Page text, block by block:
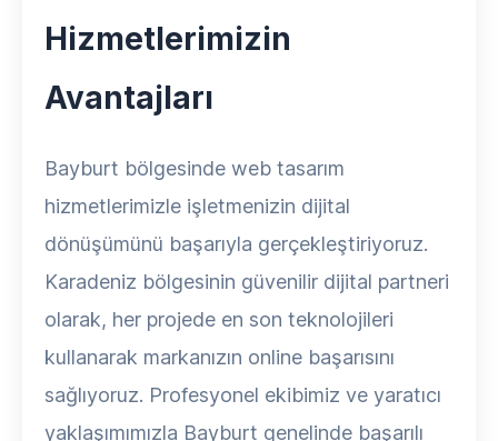
Hizmetlerimizin
Avantajları
Bayburt bölgesinde web tasarım
hizmetlerimizle işletmenizin dijital
dönüşümünü başarıyla gerçekleştiriyoruz.
Karadeniz bölgesinin güvenilir dijital partneri
olarak, her projede en son teknolojileri
kullanarak markanızın online başarısını
sağlıyoruz. Profesyonel ekibimiz ve yaratıcı
yaklaşımımızla Bayburt genelinde başarılı